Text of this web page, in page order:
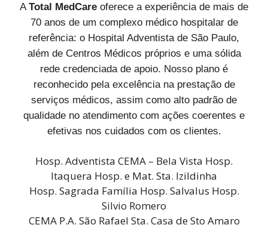
A Total MedCare oferece a experiência de mais de
70 anos de um complexo médico hospitalar de
referência: o Hospital Adventista de São Paulo,
além de Centros Médicos próprios e uma sólida
rede credenciada de apoio. Nosso plano é
reconhecido pela excelência na prestação de
serviços médicos, assim como alto padrão de
qualidade no atendimento com ações coerentes e
efetivas nos cuidados com os clientes.
Hosp. Adventista CEMA – Bela Vista Hosp.
Itaquera Hosp. e Mat. Sta. Izildinha
Hosp. Sagrada Família Hosp. Salvalus Hosp.
Silvio Romero
CEMA P.A. São Rafael Sta. Casa de Sto Amaro